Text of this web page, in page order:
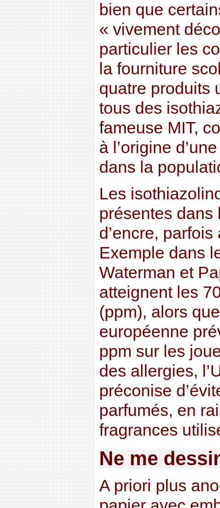
bien que
« vivement
particulier les
la fourniture
quatre produits
tous des
fameuse MIT,
à l’origine
dans la
Les
présentes dans
d’encre,
Exemple dans
Waterman et
atteignent les
(ppm), alors
européenne
ppm sur les
des allergies,
préconise
parfumés, en
fragrances
Ne me
A priori plus